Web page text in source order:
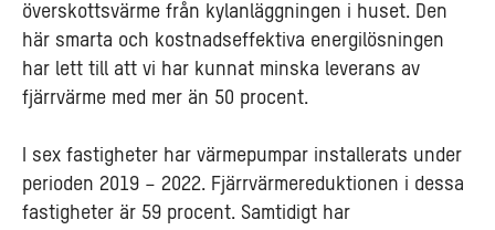
överskottsvärme från kylanläggningen i huset. Den
här smarta och kostnadseffektiva energilösningen
har lett till att vi har kunnat minska leverans av
fjärrvärme med mer än 50 procent.
I sex fastigheter har värmepumpar installerats under
perioden 2019 – 2022. Fjärrvärmereduktionen i dessa
fastigheter är 59 procent. Samtidigt har